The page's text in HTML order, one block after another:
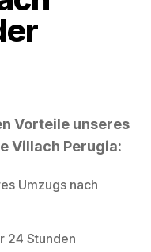
Vorteile unseres
Villach Perugia:
Umzugs nach
24 Stunden